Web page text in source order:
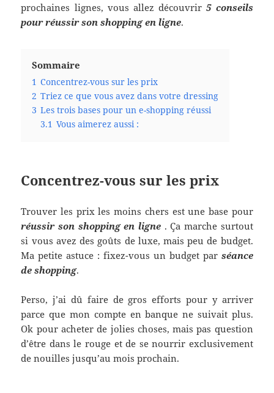
prochaines lignes, vous allez découvrir5 conseils
pour réussir son shopping en ligne.
Sommaire
1 Concentrez-vous sur les prix
2 Triez ce que vous avez dans votre dressing
3 Les trois bases pour un e-shopping réussi
3.1 Vous aimerez aussi :
Concentrez-vous sur les prix
Trouver les prix les moins chers est une base pour
réussir son shopping en ligne . Ça marche surtout
si vous avez des goûts de luxe, mais peu de budget.
Ma petite astuce : fixez-vous un budget par séance
de shopping.
Perso, j’ai dû faire de gros efforts pour y arriver
parce que mon compte en banque ne suivait plus.
Ok pour acheter de jolies choses, mais pas question
d’être dans le rouge et de se nourrir exclusivement
de nouilles jusqu’au mois prochain.